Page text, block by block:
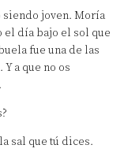
siendo joven. Moría
el día bajo el sol que
fue una de las
a que no os
sal que tú dices.